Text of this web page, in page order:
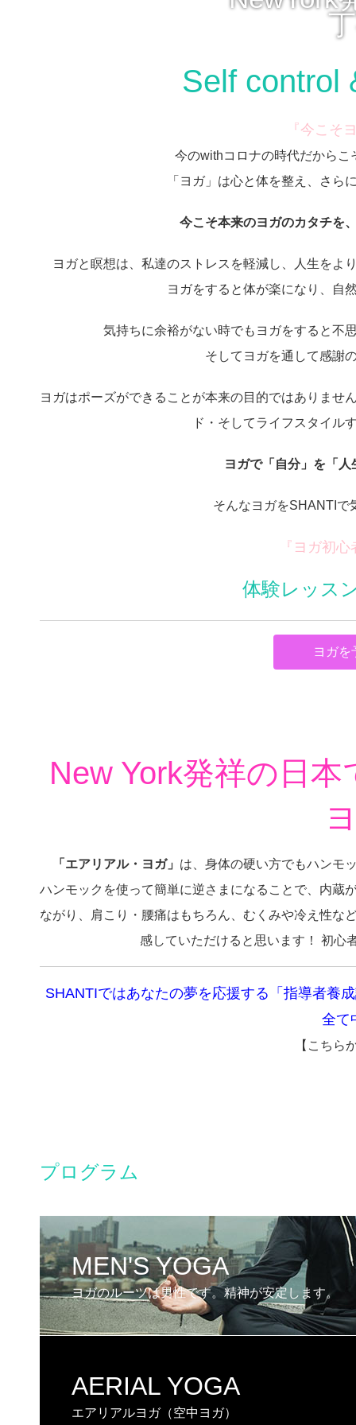
Self control
『今こそ
今のwithコロナの時代だから
「ヨガ」は心と体を整え、さら
今こそ本来のヨガのカタチを
ヨガと瞑想は、私達のストレスを軽減し、人生をよ
ヨガをすると体が楽になり、自
気持ちに余裕がない時でもヨガをすると不
そしてヨガを通して感謝
ヨガはポーズができることが本来の目的ではありませ
ド・そしてライフスタイル
ヨガで「自分」を「
そんなヨガをSHANTIで
『ヨガ初
体験レッス
ヨガを
New York発祥の日
「エアリアル・ヨガ」 は、身体の硬い方でもハンモ
ハンモックを使って簡単に逆さまになることで、内蔵
ながり、肩こり・腰痛はもちろん、むくみや冷え性な
感していただけると思います！ 初
SHANTIではあなたの夢を応援する「指導者養
全て
【こちら
プログラム
MEN'S YOGA
ヨガのルーツは男性です。精神が安定します。
AERIAL YOGA
エアリアルヨガ（空中ヨガ）